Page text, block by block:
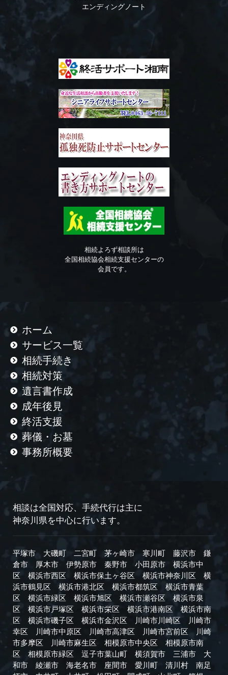
エンディングノート
相続よろず相談所は
全国相続協会相続支援センターの
会員です。
ホーム
サービス一覧
相続手続き
相続対策
遺言書作成
成年後見
終活支援
葬儀・お墓
事務所概要
相談は全国対応、手続代行は主に
神奈川県を中心に行います。
平塚市 大磯町 二宮町 茅ヶ崎市 寒川町 藤沢市
鎌
倉市
厚木市 伊勢原市 秦野市 小田原市
横浜市中
区
横浜市西区 横浜市保土ヶ谷区 横浜市神奈川区
横
浜市鶴見区
横浜市港北区 横浜市都筑区
横浜市青葉
区
横浜市緑区 横浜市旭区 横浜市瀬谷区
横浜市泉
区
横浜市戸塚区 横浜市栄区 横浜市港南区
横浜市南
区
横浜市磯子区 横浜市金沢区 川崎市川崎区
川崎市
幸区
川崎市中原区 川崎市高津区 川崎市宮前区
川崎
市多摩区
川崎市麻生区 相模原市中央区
相模原市南
区
相模原市緑区 逗子市葉山町 横須賀市 三浦市
大
和市
綾瀬市 海老名市 座間市 愛川町 清川村
南足